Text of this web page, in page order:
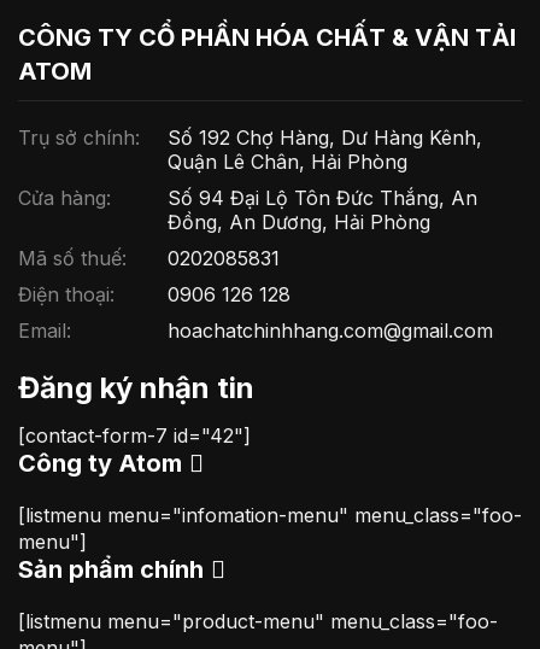
CÔNG TY CỔ PHẦN HÓA CHẤT & VẬN TẢI
ATOM
Trụ sở chính:
Số 192 Chợ Hàng, Dư Hàng Kênh,
Quận Lê Chân, Hải Phòng
Cửa hàng:
Số 94 Đại Lộ Tôn Đức Thắng, An
Đồng, An Dương, Hải Phòng
Mã số thuế:
0202085831
Điện thoại:
0906 126 128
Email:
hoachatchinhhang.com@gmail.com
Đăng ký nhận tin
[contact-form-7 id="42"]
Công ty Atom
[listmenu menu="infomation-menu" menu_class="foo-
menu"]
Sản phẩm chính
[listmenu menu="product-menu" menu_class="foo-